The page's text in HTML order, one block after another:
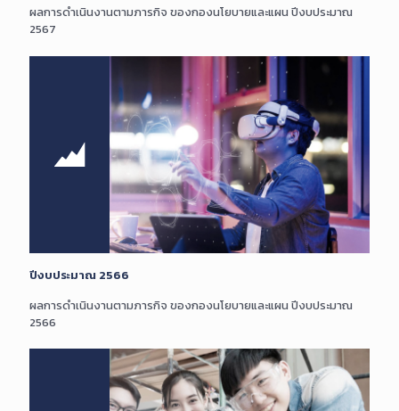
ผลการดำเนินงานตามภารกิจ ของกองนโยบายและแผน ปีงบประมาณ
2567
ปีงบประมาณ 2566
ผลการดำเนินงานตามภารกิจ ของกองนโยบายและแผน ปีงบประมาณ
2566